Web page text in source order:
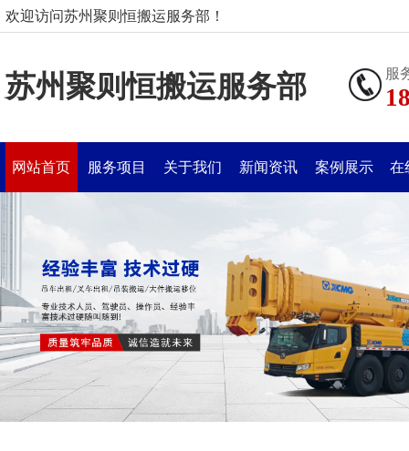
欢迎访问苏州聚则恒搬运服务部！
苏州聚则恒搬运服务部 服
网站首页 服务项目 关于我们 新闻资讯 案例展示 在